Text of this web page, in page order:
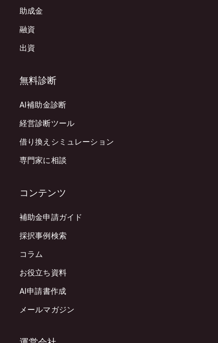
助成金
融資
出資
無料診断
AI補助金診断
経営診断ツール
借り換えシミュレーション
専門家に相談
コンテンツ
補助金申請ガイド
採択事例検索
コラム
お役立ち資料
AI申請書作成
メールマガジン